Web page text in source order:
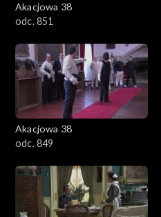
Akacjowa 38
odc. 851
Akacjowa 38
odc. 849